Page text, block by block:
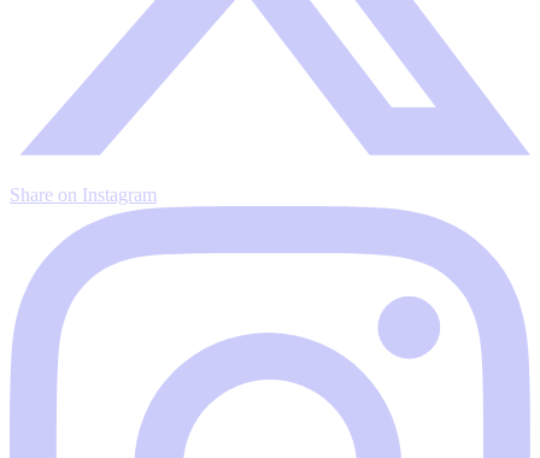
Share on Instagram